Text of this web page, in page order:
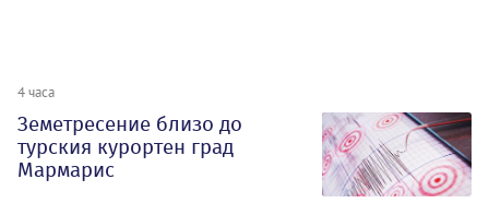
4 часа
Земетресение близо до
турския курортен град
Мармарис